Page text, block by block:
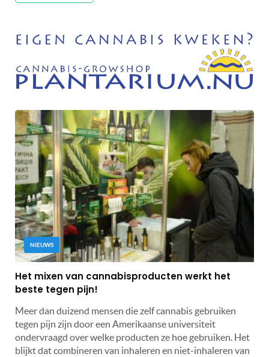
NIEUWS
Het mixen van cannabisproducten werkt het
beste tegen pijn!
Meer dan duizend mensen die zelf cannabis gebruiken
tegen pijn zijn door een Amerikaanse universiteit
ondervraagd over welke producten ze hoe gebruiken. Het
blijkt dat combineren van inhaleren en niet-inhaleren van